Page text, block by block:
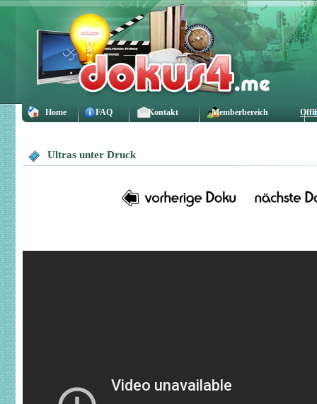
Home FAQ Kontakt Memberbereich
Ultras unter Druck